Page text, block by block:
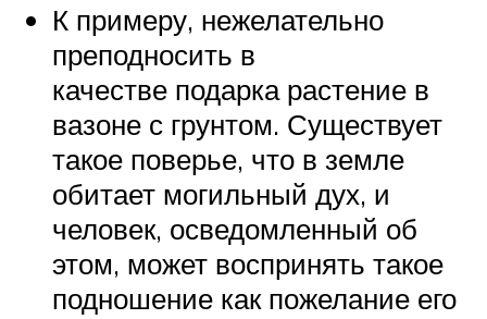
К примеру, нежелательно
преподносить в
качестве подарка растение в
вазоне с грунтом. Существует
такое поверье, что в земле
обитает могильный дух, и
человек, осведомленный об
этом, может воспринять такое
подношение как пожелание его